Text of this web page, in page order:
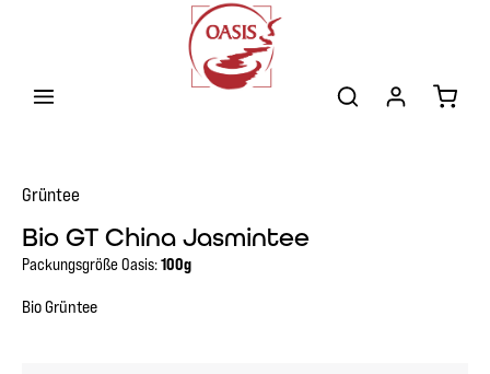
Grüntee
Bio GT China Jasmintee
Packungsgröße Oasis:100g
Bio Grüntee